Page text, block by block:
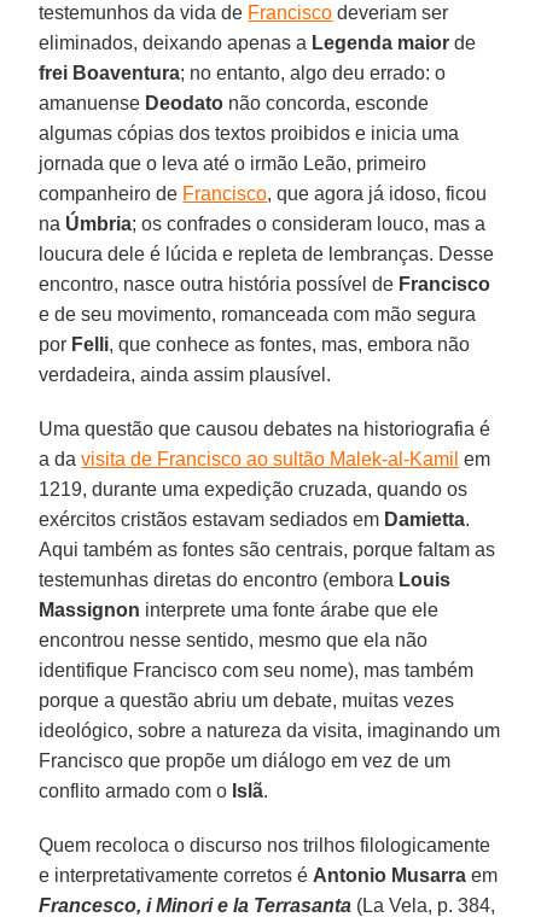
testemunhos da vida de Francisco deveriam ser
eliminados, deixando apenas a Legenda maior de
frei Boaventura; no entanto, algo deu errado: o
amanuense Deodato não concorda, esconde
algumas cópias dos textos proibidos e inicia uma
jornada que o leva até o irmão Leão, primeiro
companheiro de Francisco, que agora já idoso, ficou
na Úmbria; os confrades o consideram louco, mas a
loucura dele é lúcida e repleta de lembranças. Desse
encontro, nasce outra história possível de Francisco
e de seu movimento, romanceada com mão segura
por Felli, que conhece as fontes, mas, embora não
verdadeira, ainda assim plausível.
Uma questão que causou debates na historiografia é
a davisita de Francisco ao sultão Malek-al-Kamil em
1219, durante uma expedição cruzada, quando os
exércitos cristãos estavam sediados em Damietta.
Aqui também as fontes são centrais, porque faltam as
testemunhas diretas do encontro (embora Louis
Massignon interprete uma fonte árabe que ele
encontrou nesse sentido, mesmo que ela não
identifique Francisco com seu nome), mas também
porque a questão abriu um debate, muitas vezes
ideológico, sobre a natureza da visita, imaginando um
Francisco que propõe um diálogo em vez de um
conflito armado com o Islã.
Quem recoloca o discurso nos trilhos filologicamente
e interpretativamente corretos é Antonio Musarra em
Francesco, i Minori e la Terrasanta (La Vela, p. 384,